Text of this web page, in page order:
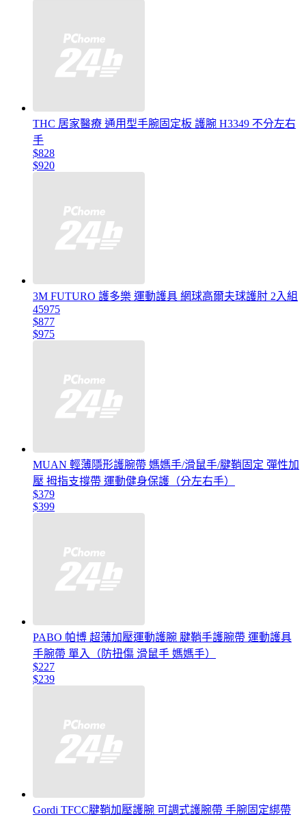
THC 居家醫療 通用型手腕固定板 護腕 H3349 不分左右
手
$828
$920
3M FUTURO 護多樂 運動護具 網球高爾夫球護肘 2入組
45975
$877
$975
MUAN 輕薄隱形護腕帶 媽媽手/滑鼠手/腱鞘固定 彈性加
壓 拇指支撐帶 運動健身保護（分左右手）
$379
$399
PABO 帕博 超薄加壓運動護腕 腱鞘手護腕帶 運動護具
手腕帶 單入（防扭傷 滑鼠手 媽媽手）
$227
$239
Gordi TFCC腱鞘加壓護腕 可調式護腕帶 手腕固定綁帶